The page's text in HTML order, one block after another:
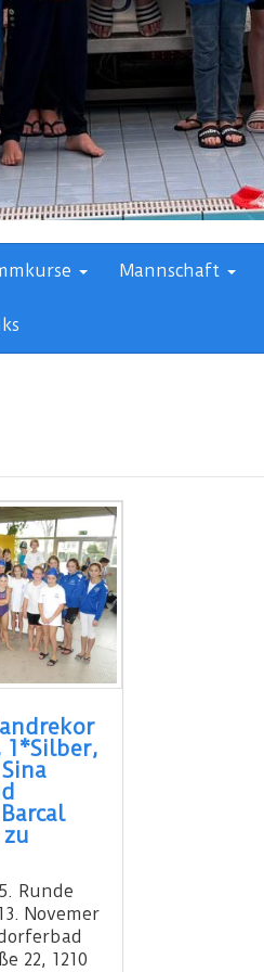
Mannschaft
1*Silber,
Runde
Novemer
22, 1210